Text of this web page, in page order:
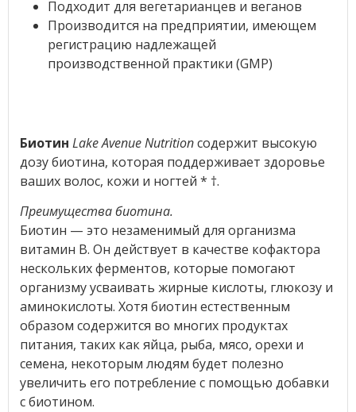
Подходит для вегетарианцев и веганов
Производится на предприятии, имеющем
регистрацию надлежащей
производственной практики (GMP)
Биотин Lake Avenue Nutritionсодержит высокую
дозу биотина, которая поддерживает здоровье
ваших волос, кожи и ногтей * †.
Преимущества биотина.
Биотин — это незаменимый для организма
витамин B. Он действует в качестве кофактора
нескольких ферментов, которые помогают
организму усваивать жирные кислоты, глюкозу и
аминокислоты. Хотя биотин естественным
образом содержится во многих продуктах
питания, таких как яйца, рыба, мясо, орехи и
семена, некоторым людям будет полезно
увеличить его потребление с помощью добавки
с биотином.